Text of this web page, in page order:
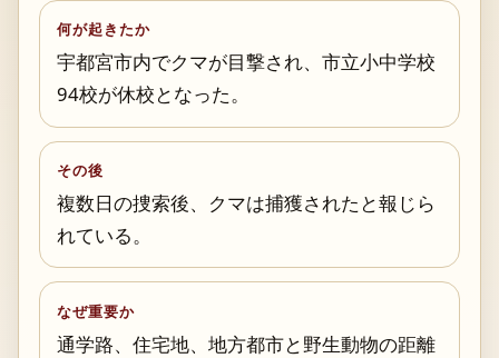
何が起きたか
宇都宮市内でクマが目撃され、市立小中学校
94校が休校となった。
その後
複数日の捜索後、クマは捕獲されたと報じら
れている。
なぜ重要か
通学路、住宅地、地方都市と野生動物の距離